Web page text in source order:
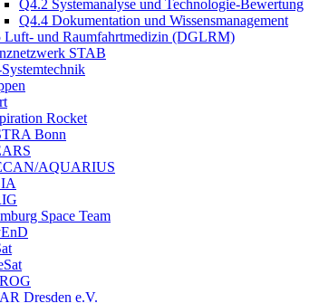
Q4.2 Systemanalyse und Technologie-Bewertung
Q4.4 Dokumentation und Wissensmanagement
Luft- und Raumfahrtmedizin (DGLRM)
STAB
Rocket
Bonn
AQUARIUS
Space Team
Dresden e.V.